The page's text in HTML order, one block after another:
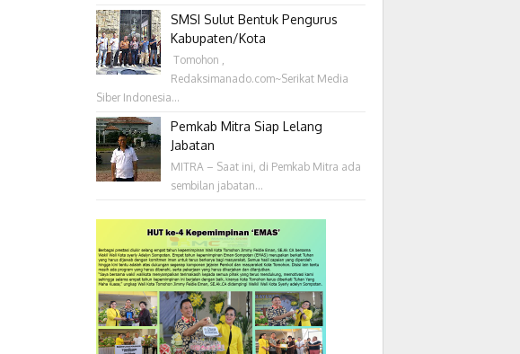
SMSI Sulut Bentuk Pengurus
Kabupaten/Kota
‎ Tomohon ,
Redaksimanado.com~Serikat Media
Siber Indonesia...
Pemkab Mitra Siap Lelang
Jabatan
MITRA – Saat ini, di Pemkab Mitra ada
sembilan jabatan...